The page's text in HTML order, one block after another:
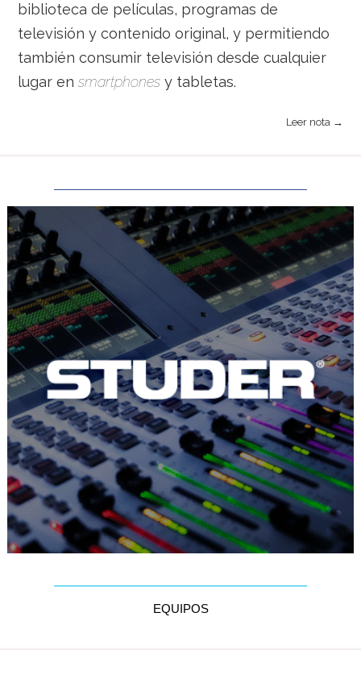
biblioteca de películas, programas de
televisión y contenido original, y permitiendo
también consumir televisión desde cualquier
lugar en smartphones y tabletas.
Leer nota →
EQUIPOS